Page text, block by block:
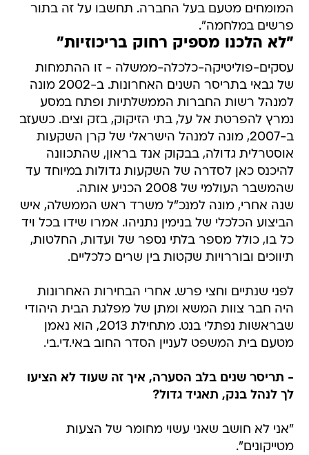
המומחים מטעם בעל החברה. תחשבו על זה בתור
פרשים במלחמה".
"לא הלכנו מספיק רחוק בריכוזיות"
עסקים-פוליטיקה-כלכלה-ממשלה - זו ההתמחות
של גבאי בתריסר השנים האחרונות. ב-2002 מונה
למנהל רשות החברות הממשלתיות ופתח במסע
נמרץ להפרטת אל על, בתי הזיקוק, בזק וצים. כשעזב
ב-2007, מונה למנהל הישראלי של קרן השקעות
אוסטרלית גדולה, בבקוק אנד בראון, שהתכוונה
להיכנס כאן לסדרה של השקעות גדולות במיוחד עד
שהמשבר העולמי של 2008 הכניע אותה.
שנה אחרי, מונה למנכ"ל משרד ראש הממשלה, איש
הביצוע הכלכלי של בנימין נתניהו. אמרו שידו בכל ויד
כל בו, כולל מספר בלתי נספר של ועדות, החלטות,
תיווכים ובוררויות שקטות בין שרים כלכליים.
לפני שנתיים וחצי פרש. אחרי הבחירות האחרונות
היה חבר צוות המשא ומתן של מפלגת הבית היהודי
שבראשות נפתלי בנט. מתחילת 2013, הוא נאמן
מטעם בית המשפט לעניין הסדר החוב באי.די.בי.
- תריסר שנים בלב הסערה, איך זה שעוד לא הציעו
לך לנהל בנק, תאגיד גדול?
"אני לא חושב שאני עשוי מחומר של הצעות
מטייקונים".